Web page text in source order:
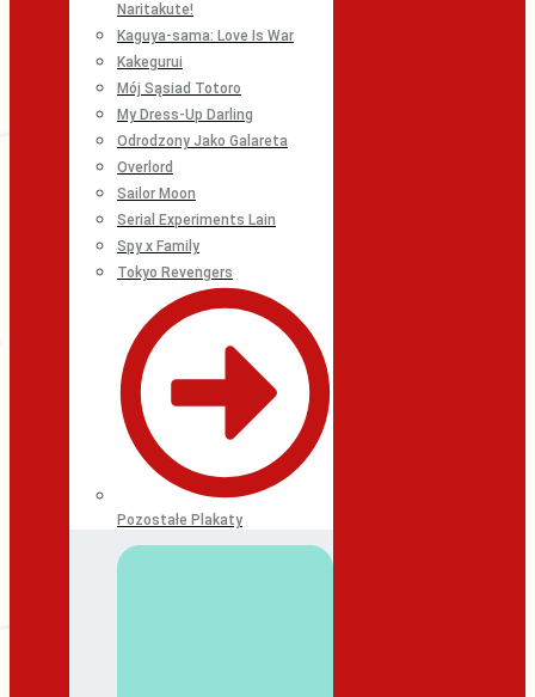
Naritakute!
Kaguya-sama: Love Is War
Kakegurui
Mój Sąsiad Totoro
My Dress-Up Darling
Odrodzony Jako Galareta
Overlord
Sailor Moon
Serial Experiments Lain
Spy x Family
Tokyo Revengers
Pozostałe Plakaty